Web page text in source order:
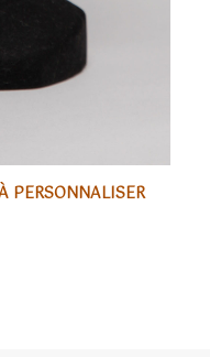
PERSONNALISER